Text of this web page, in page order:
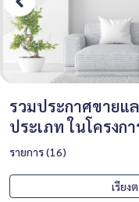
รวมประกาศขายแ
ประเภท ในโครง
รายการ (16)